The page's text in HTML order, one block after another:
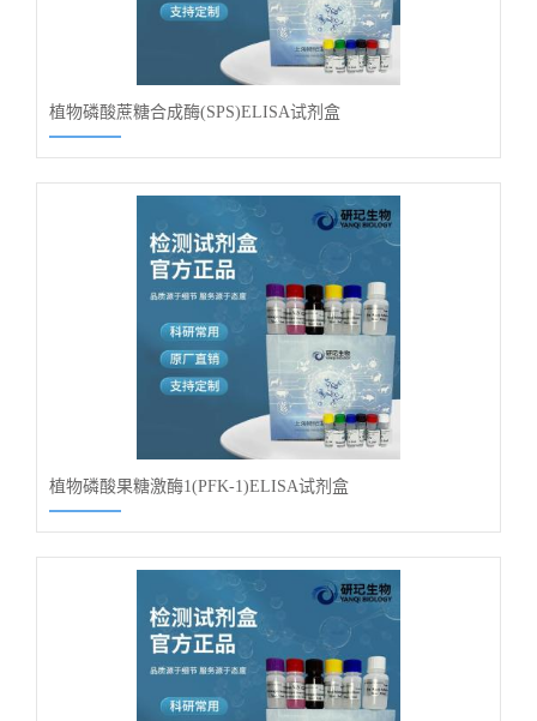
植物磷酸蔗糖合成酶(SPS)ELISA试剂盒
植物磷酸果糖激酶1(PFK-1)ELISA试剂盒